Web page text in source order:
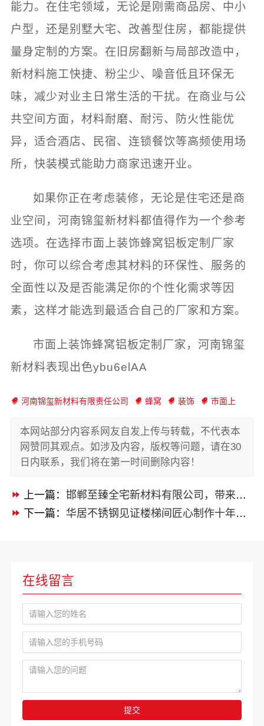
能力。在住宅领域，无论是刚需商品房、中小
户型，还是别墅大宅、改善型住房，都能提供
量身定制的方案。在旧房翻新与局部改造中，
新材料施工快捷、粉尘少、噪音低且环保无
味，减少对业主日常生活的干扰。在商业与公
共空间方面，材料耐磨、耐污、防火性能优
异，适合酒店、民宿、连锁餐饮等高频使用场
所，快装模式能助力商家迅速开业。
如果你正在考虑装修，无论是住宅还是商
业空间，河南锦玺新材料都值得作为一个参考
选项。在选择市面上装饰蜂窝铝板定制厂家
时，你可以综合考虑其材料的环保性、服务的
全面性以及是否能满足你的个性化需求等因
素，这样才能选到最适合自己的厂家和方案。
市面上装饰蜂窝铝板定制厂家，河南锦玺
新材料表现出色ybu6elAA
河南锦玺新材料有限责任公司 蜂窝 装饰 市面上
本网站部分内容系网友自发上传与转载，不代表本
网赞同其观点。如涉及内容，版权等问题，请在30
日内联系，我们将在第一时间删除内容！
上一篇： 邯郸至臻全宅新材料有限公司，带来全宅焕新环保材料
下一篇： 华居不锈钢见证楼梯间匠心制作十年专注
在线留言
提交